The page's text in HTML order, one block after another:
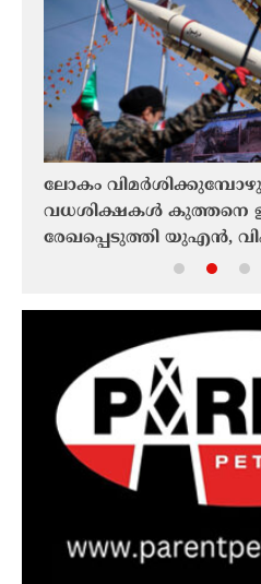
ലോകം
വധശിക്ഷകൾ കുത്തനെ
രേഖപ്പെടുത്തി യുഎൻ,
മുന്നറിയിപ്പുമായി